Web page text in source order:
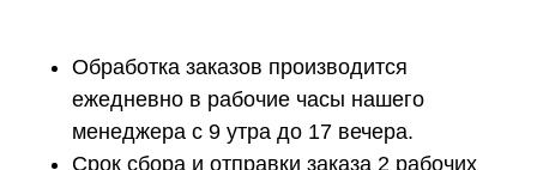
Обработка заказов производится
ежедневно в рабочие часы нашего
менеджера с 9 утра до 17 вечера.
Срок сбора и отправки заказа 2 рабочих